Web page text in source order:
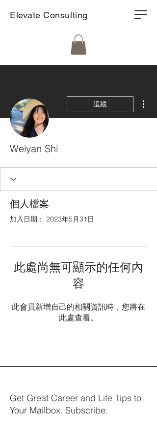
Elevate Consulting
追蹤
Weiyan Shi
個人檔案
加入日期： 2023年5月31日
此處尚無可顯示的任何內
容
此會員新增自己的相關資訊時，您將在
此處查看。
Get Great Career and Life Tips to
Your Mailbox. Subscribe.